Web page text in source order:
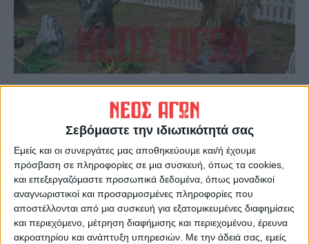
Σεβόμαστε την ιδιωτικότητά σας
Εμείς και οι συνεργάτες μας αποθηκεύουμε και/ή έχουμε
πρόσβαση σε πληροφορίες σε μια συσκευή, όπως τα cookies,
και επεξεργαζόμαστε προσωπικά δεδομένα, όπως μοναδικοί
αναγνωριστικοί και προσαρμοσμένες πληροφορίες που
αποστέλλονται από μια συσκευή για εξατομικευμένες διαφημίσεις
και περιεχόμενο, μέτρηση διαφήμισης και περιεχομένου, έρευνα
ακροατηρίου και ανάπτυξη υπηρεσιών. Με την άδειά σας, εμείς
Το πάρκο των Δεινοσαύρων, το φιλόδοξο
project που υλοποιούν το Εμποροβιοτεχνικό
Επιμελητήριο, η Περιφέρεια Θεσσαλίας-
Περιφερειακή Ενότητα Καρδίτσας και ο
Δήμος Καρδίτσας, παίρνει σάρκα και οστά
και όλα θα είναι έτοιμα για τα εγκαίνιά του
την Παρασκευή 28 Απριλίου στις 7 το
απόγευμα.